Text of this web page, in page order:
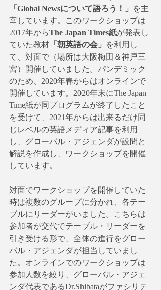
「Global Newsについて語ろう！」
を主
宰しています。このワークショップは
2017年からThe Japan Times紙が発表し
ていた教材 「朝英語の会」
を利用し
て、対面で（場所は大阪梅田＆神戸三
宮）開催していました。パンデミック
のため、2020年春からはオンラインで
開催しています。2020年末にThe Japan
Time紙が同プログラムが終了したこと
を受けて、2021年からは出来るだけ同
じレベルの英語メディア記事を利用
し、グローバル・アジェンダが設問と
解説を作成し、ワークショップを開催
しています。
対面でワークショップを開催していた
時は複数のグループに分かれ、各テー
ブルにリーダーがいました。こちらは
参加者が交代でテーブル・リーダーを
引き受ける形で、全体の進行をグロー
バル・アジェンダが担当していまし
た。オンラインでのワークショップは
参加人数を絞り、グローバル・アジェ
ンダ代表であるDr.Shibataがファシリテ